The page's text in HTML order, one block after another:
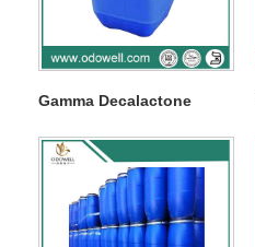
Gamma Decalactone